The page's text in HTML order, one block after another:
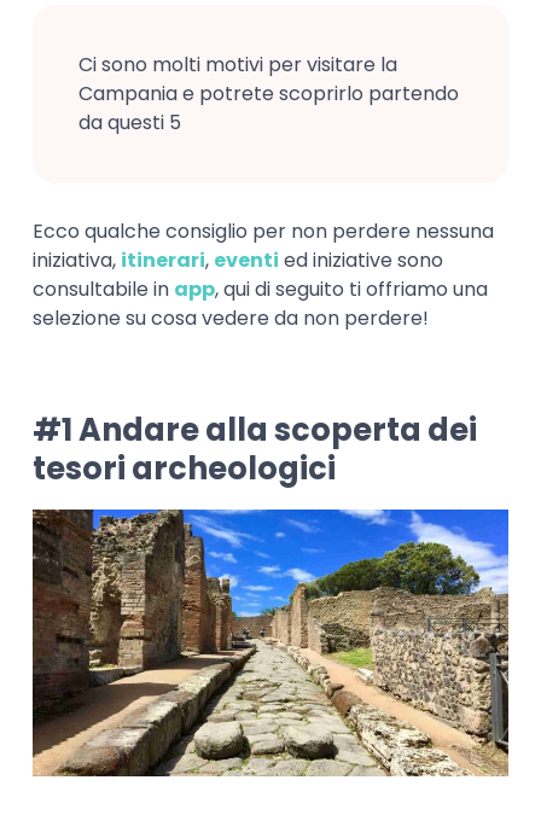
Ci sono molti motivi per visitare la
Campania e potrete scoprirlo partendo
da questi 5
Ecco qualche consiglio per non perdere nessuna
iniziativa, itinerari, eventi ed iniziative sono
consultabile in app, qui di seguito ti offriamo una
selezione su cosa vedere da non perdere!
#1 Andare alla scoperta dei
tesori archeologici